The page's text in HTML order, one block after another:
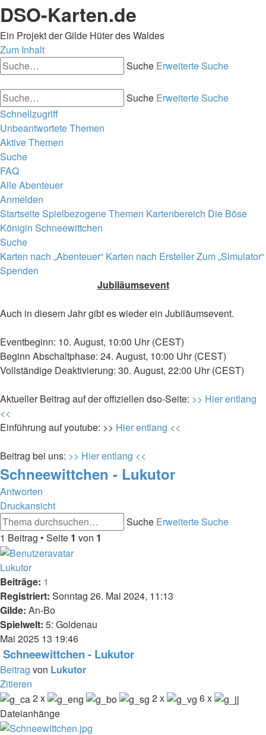
DSO-Karten.de
Ein Projekt der Gilde Hüter des Waldes
Zum Inhalt
Suche Erweiterte Suche
Suche Erweiterte Suche
Schnellzugriff
Unbeantwortete Themen
Aktive Themen
Suche
FAQ
Alle Abenteuer
Anmelden
StartseiteSpielbezogene Themen Kartenbereich Die Böse
Königin Schneewittchen
Suche
Karten nach „Abenteuer“ Karten nach ErstellerZum „Simulator“
Spenden
Jubiläumsevent
Auch in diesem Jahr gibt es wieder ein Jubiläumsevent.
Eventbeginn: 10. August, 10:00 Uhr (CEST)
Beginn Abschaltphase: 24. August, 10:00 Uhr (CEST)
Vollständige Deaktivierung: 30. August, 22:00 Uhr (CEST)
Aktueller Beitrag auf der offiziellen dso-Seite: >> Hier entlang
<<
Einführung auf youtube: >> Hier entlang <<
Beitrag bei uns: >> Hier entlang <<
Schneewittchen - Lukutor
Antworten
Druckansicht
Suche Erweiterte Suche
1 Beitrag • Seite 1 von 1
Lukutor
Beiträge: 1
Registriert: Sonntag 26. Mai 2024, 11:13
Gilde: An-Bo
Spielwelt: 5: Goldenau
Mai 2025 13 19:46
Schneewittchen - Lukutor
Beitrag von Lukutor
Zitieren
2 x
2 x
6 x
Dateianhänge